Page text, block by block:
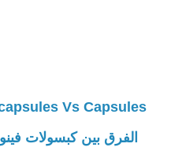
Vs Capsules
الفرق بين كبسولات